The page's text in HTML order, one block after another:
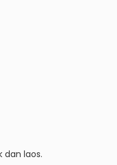
dan laos.